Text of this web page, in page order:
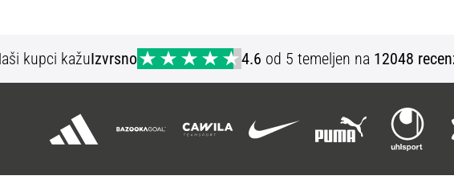
kupci kažuIzvrsno 4.6 od 5 temeljen na 12048